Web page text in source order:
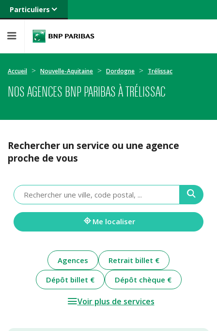
Particuliers
Banque privée
Entreprises
Accueil Nouvelle-Aquitaine Dordogne Trélissac
NOS AGENCES BNP PARIBAS À TRÉLISSAC
Rechercher un service ou une agence
proche de vous
Veuillez
renseigner
une
adresse
Me localiser
Agences
Retrait billet €
Dépôt billet €
Dépôt chèque €
Voir plus de services